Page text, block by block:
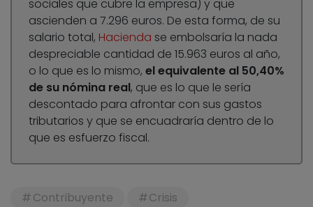
sociales que cubre la empresa) y que
ascienden a 7.296 euros. De esta forma, de su
salario total, Hacienda se embolsaría la nada
despreciable cantidad de 15.963 euros al año,
o lo que es lo mismo, el equivalente al 50,40%
de su nómina real, que es lo que le sería
descontado para afrontar con sus gastos
tributarios y que se encuadraría dentro de lo
que es esfuerzo fiscal.
Contribuyente
Crisis